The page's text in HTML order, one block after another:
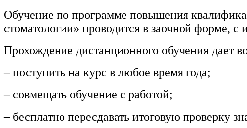
Управление охраной труда.
Техносферная безопасность
Безопасность труда
Экономика и управление
Управление производством
Обучение по программе повышения
стоматологии» проводится в заочной форме,
Прохождение дистанционного обучения дает
– поступить на курс в любое время года;
– совмещать обучение с работой;
– бесплатно пересдавать итоговую проверку